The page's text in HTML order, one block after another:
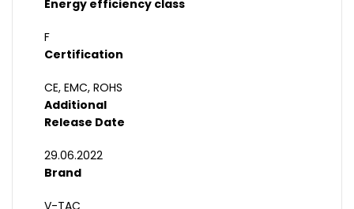
Energy efficiency class
F
Certification
CE, EMC, ROHS
Additional
Release Date
29.06.2022
Brand